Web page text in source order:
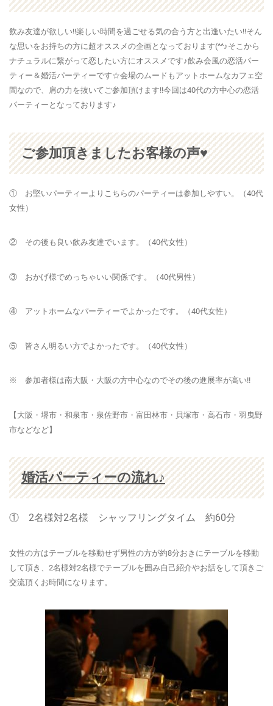
飲み友達が欲しい!!楽しい時間を過ごせる気の合う方と出逢いたい!!そん
な思いをお持ちの方に超オススメの企画となっております(^^♪そこから
ナチュラルに繋がって恋したい方にオススメです♪飲み会風の恋活パー
ティー＆婚活パーティーです☆会場のムードもアットホームなカフェ空
間なので、肩の力を抜いてご参加頂けます!!今回は40代の方中心の恋活
パーティーとなっております♪
ご参加頂きましたお客様の声♥
① お堅いパーティーよりこちらのパーティーは参加しやすい。（40代
女性）
② その後も良い飲み友達でいます。（40代女性）
③ おかげ様でめっちゃいい関係です。（40代男性）
④ アットホームなパーティーでよかったです。（40代女性）
⑤ 皆さん明るい方でよかったです。（40代女性）
※ 参加者様は南大阪・大阪の方中心なのでその後の進展率が高い!!
【大阪・堺市・和泉市・泉佐野市・富田林市・貝塚市・高石市・羽曳野
市などなど】
婚活パーティーの流れ♪
① 2名様対2名様 シャッフリングタイム 約60分
女性の方はテーブルを移動せず男性の方が約8分おきにテーブルを移動
して頂き、2名様対2名様でテーブルを囲み自己紹介やお話をして頂きご
交流頂くお時間になります。